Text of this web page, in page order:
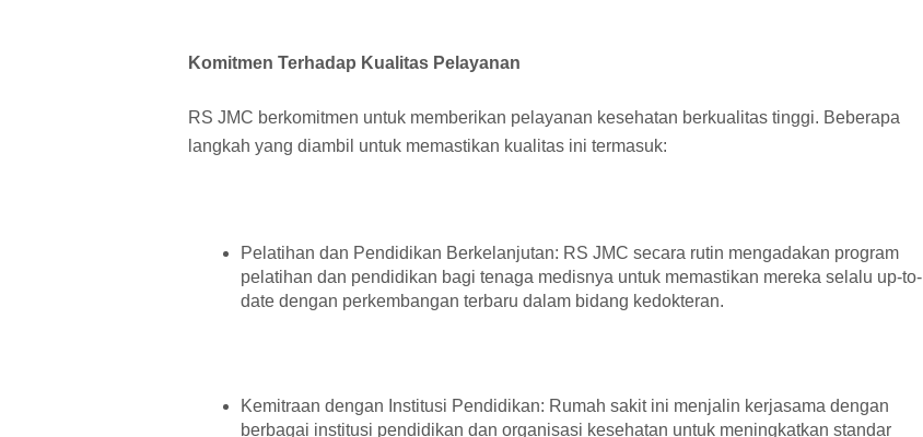
Komitmen Terhadap Kualitas Pelayanan
RS JMC berkomitmen untuk memberikan pelayanan kesehatan berkualitas tinggi. Beberapa
langkah yang diambil untuk memastikan kualitas ini termasuk:
Pelatihan dan Pendidikan Berkelanjutan: RS JMC secara rutin mengadakan program
pelatihan dan pendidikan bagi tenaga medisnya untuk memastikan mereka selalu up-to-
date dengan perkembangan terbaru dalam bidang kedokteran.
Kemitraan dengan Institusi Pendidikan: Rumah sakit ini menjalin kerjasama dengan
berbagai institusi pendidikan dan organisasi kesehatan untuk meningkatkan standar